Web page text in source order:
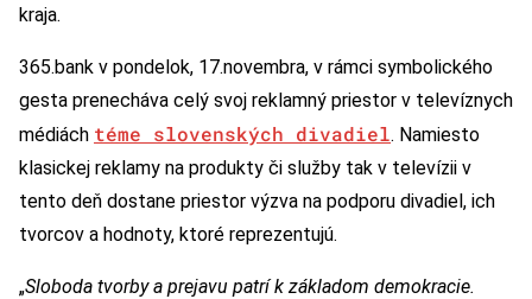
kraja.
365.bank v pondelok, 17.novembra, v rámci symbolického
gesta prenecháva celý svoj reklamný priestor v televíznych
médiách téme slovenských divadiel. Namiesto
klasickej reklamy na produkty či služby tak v televízii v
tento deň dostane priestor výzva na podporu divadiel, ich
tvorcov a hodnoty, ktoré reprezentujú.
„Sloboda tvorby a prejavu patrí k základom demokracie.